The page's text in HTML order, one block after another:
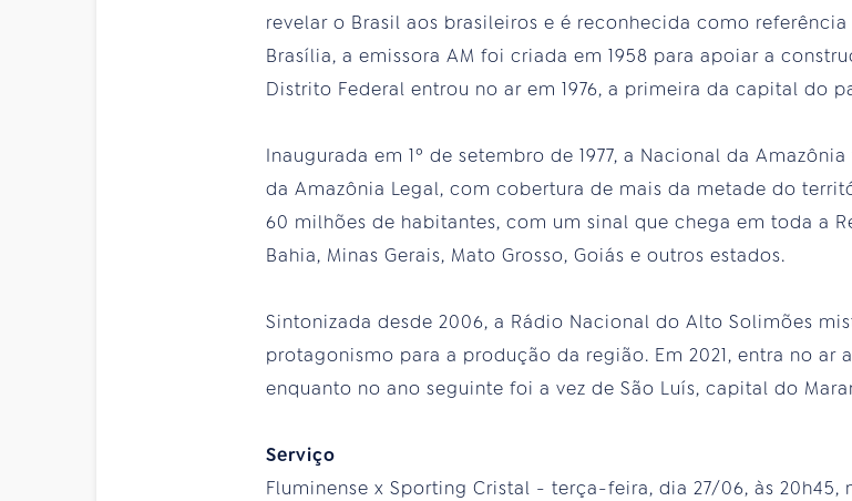
revelar o Brasil aos brasileiros e é reconhecida como
Brasília, a emissora AM foi criada em 1958 para apoiar a
Distrito Federal entrou no ar em 1976, a primeira da capital do
Inaugurada em 1º de setembro de 1977, a Nacional da
da Amazônia Legal, com cobertura de mais da metade do
60 milhões de habitantes, com um sinal que chega em toda a
Bahia, Minas Gerais, Mato Grosso, Goiás e outros estados.
Sintonizada desde 2006, a Rádio Nacional do Alto Solimões
protagonismo para a produção da região. Em 2021, entra no ar
enquanto no ano seguinte foi a vez de São Luís, capital do
Serviço
Fluminense x Sporting Cristal - terça-feira, dia 27/06, às 20h45,